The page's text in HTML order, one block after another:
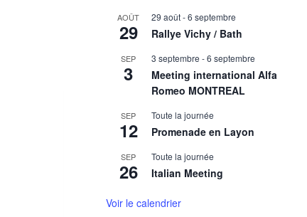
AOÛT
29
29 août-6 septembre
Rallye Vichy / Bath
SEP
3
3 septembre -6 septembre
Meeting international Alfa
Romeo MONTREAL
SEP
12
Toute la journée
Promenade en Layon
SEP
26
Toute la journée
Italian Meeting
Voir le calendrier